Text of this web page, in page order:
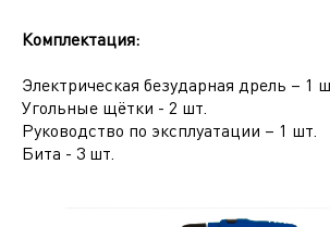
Комплектация:
Электрическая безударная дрель – 1
Угольные щётки - 2 шт.
Руководство по эксплуатации – 1 шт.
Бита - 3 шт.